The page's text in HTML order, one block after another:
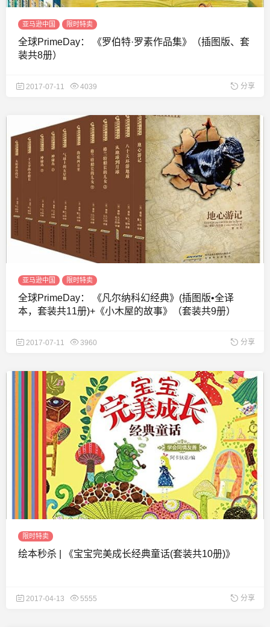
亚马逊中国 限时特卖
全球PrimeDay： 《罗伯特·罗素作品集》（插图版、套
装共8册）
2017-07-11 4039 分享
亚马逊中国 限时特卖
全球PrimeDay： 《凡尔纳科幻经典》(插图版•全译
本，套装共11册)+《小木屋的故事》（套装共9册）
2017-07-11 3960 分享
限时特卖
绘本秒杀 | 《宝宝完美成长经典童话(套装共10册)》
2017-04-13 5555 分享